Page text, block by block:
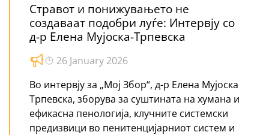
Стравот и понижувањето не
создаваат подобри луѓе: Интервју со
д-р Елена Мујоска-Трпевска
26 January 2026
Во интервју за „Мој Збор“, д-р Елена Мујоска
Трпевска, зборува за суштината на хумана и
ефикасна пенологија, клучните системски
предизвици во пенитенцијарниот систем и